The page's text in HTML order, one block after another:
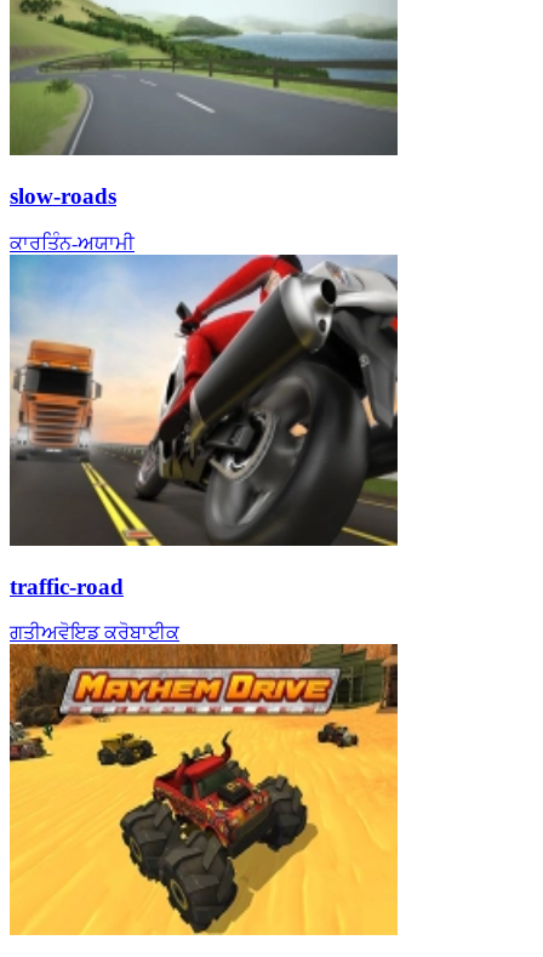
slow-roads
ਕਾਰਤਿੰਨ-ਅਯਾਮੀ
traffic-road
ਗਤੀਅਵੋਇਡ ਕਰੋਬਾਈਕ